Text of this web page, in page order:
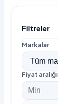
Filtreler
Markalar
Fiyat aralığı